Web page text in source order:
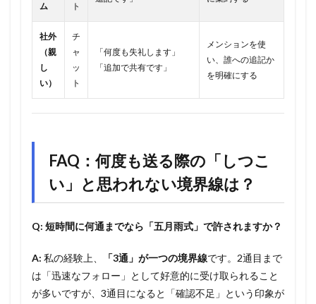
ム
ト
社外
（親
し
い）
チ
ャ
ッ
ト
「何度も失礼します」
「追加で共有です」
メンションを使
い、誰への追記か
を明確にする
FAQ：何度も送る際の「しつこ
い」と思われない境界線は？
Q: 短時間に何通までなら「五月雨式」で許されますか？
A: 私の経験上、 「3通」が一つの境界線です。2通目まで
は「迅速なフォロー」として好意的に受け取られること
が多いですが、3通目になると「確認不足」という印象が